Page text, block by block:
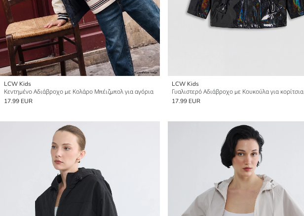
LCW Kids
Κεντημένο Αδιάβροχο με Κολάρο Μπέιζμπολ για αγόρια
17.99 EUR
LCW Kids
Γυαλιστερό Αδιάβροχο με Κουκούλα για κορίτσια
17.99 EUR